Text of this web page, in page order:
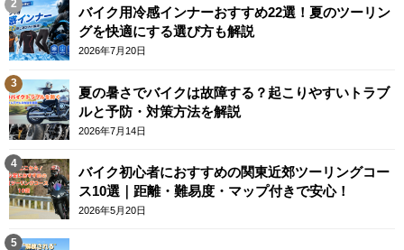
バイク用冷感インナーおすすめ22選！夏のツーリン
グを快適にする選び方も解説
2026年7月20日
夏の暑さでバイクは故障する？起こりやすいトラブ
ルと予防・対策方法を解説
2026年7月14日
バイク初心者におすすめの関東近郊ツーリングコー
ス10選｜距離・難易度・マップ付きで安心！
2026年5月20日